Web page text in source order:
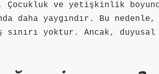
Çocukluk ve yetişkinlik
daha yaygındır. Bu nedenle,
yoktur. Ancak, duyusal